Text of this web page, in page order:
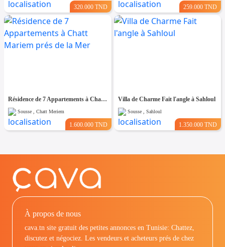
320.000 TND 259.000 TND
Résidence de 7 Appartements à Chatt Mariem prés de la Mer
Sousse , Chatt Meriem
1.600.000 TND
Villa de Charme Fait l'angle à Sahloul
Sousse , Sahloul
1.350.000 TND
À propos de nous
cava.tn site gratuit des petites annonces en Tunisie: Chattez,
discutez et négociez. Les vendeurs et acheteurs prés de chez